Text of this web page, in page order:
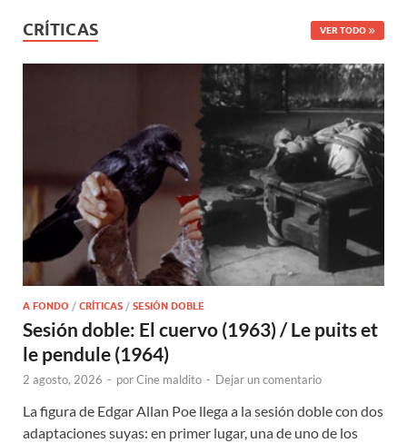
CRÍTICAS VER TODO
A FONDO / CRÍTICAS / SESIÓN DOBLE
Sesión doble: El cuervo (1963) / Le puits et
le pendule (1964)
2 agosto, 2026 - porCine maldito - Dejar un comentario
La figura de Edgar Allan Poe llega a la sesión doble con dos
adaptaciones suyas: en primer lugar, una de uno de los